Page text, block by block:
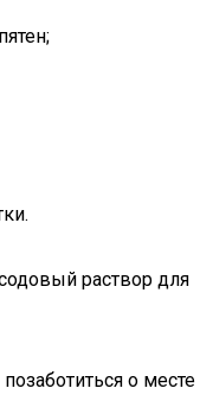
раствор для
о месте